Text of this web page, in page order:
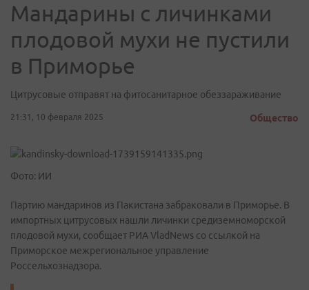
Мандарины с личинками
плодовой мухи не пустили
в Приморье
Цитрусовые отправят на фитосанитарное обеззараживание
21:31, 10 февраля 2025 Общество
Фото: ИИ
Партию мандаринов из Пакистана забраковали в Приморье. В
импортных цитрусовых нашли личинки средиземноморской
плодовой мухи, сообщает РИА VladNews со ссылкой на
Приморское межрегиональное управление
Россельхознадзора.